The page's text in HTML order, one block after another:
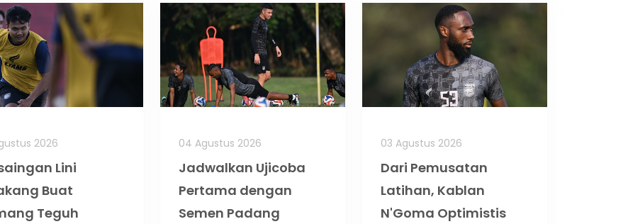
2026
Lini
Buat
Teguh
04 Agustus 2026
Jadwalkan Ujicoba
Pertama dengan
Semen Padang
03 Agustus 2026
Dari Pemusatan
Latihan, Kablan
N'Goma Optimistis